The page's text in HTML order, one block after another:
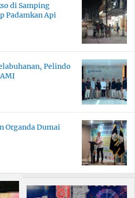
di Samping
Padamkan Api
Pelindo
Organda Dumai